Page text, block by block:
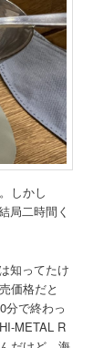
しかし
局二時間く
知ってたけ
価格だと
分で終わっ
METAL R